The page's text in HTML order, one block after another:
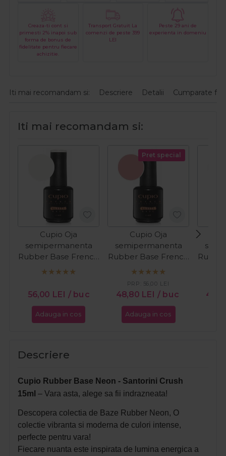
Creaza-ti cont si
primesti 2% inapoi sub
forma de bonus de
fidelitate pentru fiecare
achizitie.
Transport Gratuit La
comenzi de peste 399
LEI
Peste 29 ani de
experienta in domeniu
Iti mai recomandam si: Descriere Detalii Cumparate
Iti mai recomandam si:
Cupio Oja
semipermanenta
Rubber Base French
Collection - Milky
56,00 LEI / buc
Adauga in cos
Pret special
Cupio Oja
semipermanenta
Rubber Base French
Collection - Perfect
48,80 LEI / buc
PRP: 56,00 LEI
Adauga in cos
Descriere
Cupio Rubber Base Neon - Santorini Crush
15ml – Vara asta, alege sa fii indrazneata!
Descopera colectia de Baze Rubber Neon, O
colectie vibranta si moderna de culori intense,
perfecte pentru vara!
Fiecare nuanta este inspirata de lumina energica a